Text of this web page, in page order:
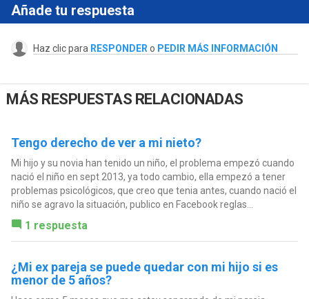
Añade tu respuesta
Haz clic para RESPONDER o PEDIR MÁS INFORMACIÓN
MÁS RESPUESTAS RELACIONADAS
Tengo derecho de ver a mi nieto?
Mi hijo y su novia han tenido un niño, el problema empezó cuando
nació el niño en sept 2013, ya todo cambio, ella empezó a tener
problemas psicológicos, que creo que tenia antes, cuando nació el
niño se agravo la situación, publico en Facebook reglas...
1 respuesta
¿Mi ex pareja se puede quedar con mi hijo si es
menor de 5 años?